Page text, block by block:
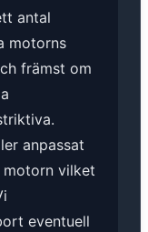
antal
motorns
främst om
anpassat
vilket
eventuell